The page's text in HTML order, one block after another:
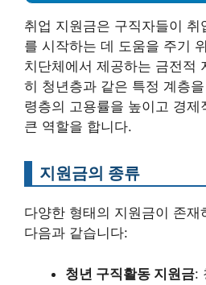
취업 지원금은 구직자들이
를 시작하는 데 도움을 주기
치단체에서 제공하는 금전적
히 청년층과 같은 특정 계층
령층의 고용률을 높이고 경제
큰 역할을 합니다.
지원금의 종류
다양한 형태의 지원금이 존
다음과 같습니다:
청년 구직활동 지원금: